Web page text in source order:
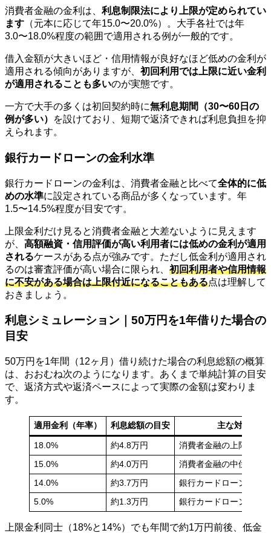
消費者金融の金利は、 利息制限法により上限が定められてい
ます （元本に応じて年15.0〜20.0%）。大手各社では年
3.0〜18.0%程度の範囲で適用される例が一般的です。
借入金額が大きいほど・信用情報が良好なほど低めの金利が
適用される傾向がありますが、 初回利用では上限に近い金利
が適用されることも多いのが実態です。
一方で大手の多くは初回契約時に無利息期間（30〜60日の
例が多い）
を設けており、短期で返済できれば利息負担を抑
えられます。
銀行カードローンの金利水準
銀行カードローンの金利は、消費者金融と比べて全体的に低
めの水準に設定されている商品が多くなっています。年
1.5〜14.5%程度が目安です。
上限金利だけ見ると消費者金融と大差ないように見えます
が、 高額融資・信用評価が高い利用者には低めの金利が適用
されるケースがある点が強みです。ただし低金利が適用され
るのは審査評価が高い場合に限られ、 初回利用者や信用情報
に不安がある場合は上限付近になることもある点は理解して
おきましょう。
利息シミュレーション｜50万円を1年借りた場合の
目安
50万円を1年間（12ヶ月）借り続けた場合の利息総額の概算
は、おおむね次のようになります。あくまで単純計算の目安
で、返済方式や返済ペースによって実際の金額は変わりま
す。
適用金利（年率） 利息総額の目安 主な対象
18.0% 約4.8万円 消費者金融の上限付近
15.0% 約4.0万円 消費者金融の中位
14.0% 約3.7万円 銀行カードローンの上
5.0% 約1.3万円 銀行カードローンの低
上限金利同士（18%と14%）でも年間で約1万円前後、低金